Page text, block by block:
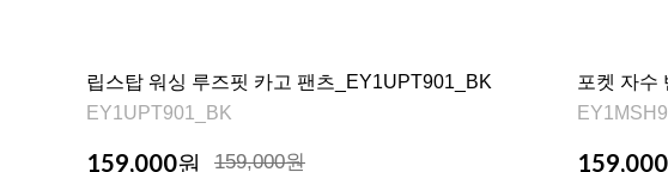
립스탑 워싱 루즈핏 카고 팬츠_EY1UPT901_BK
EY1UPT901_BK
159,000원 159,000원
포켓 자수
159,000